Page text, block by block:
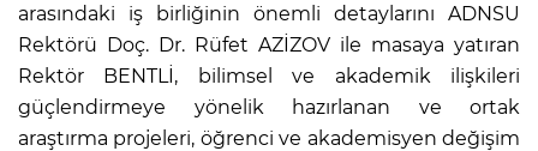
arasındaki iş birliğinin önemli detaylarını ADNSU
Rektörü Doç. Dr. Rüfet AZİZOV ile masaya yatıran
Rektör BENTLİ, bilimsel ve akademik ilişkileri
güçlendirmeye yönelik hazırlanan ve ortak
araştırma projeleri, öğrenci ve akademisyen değişim